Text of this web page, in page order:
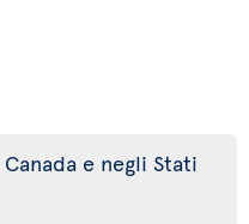
e negli Stati